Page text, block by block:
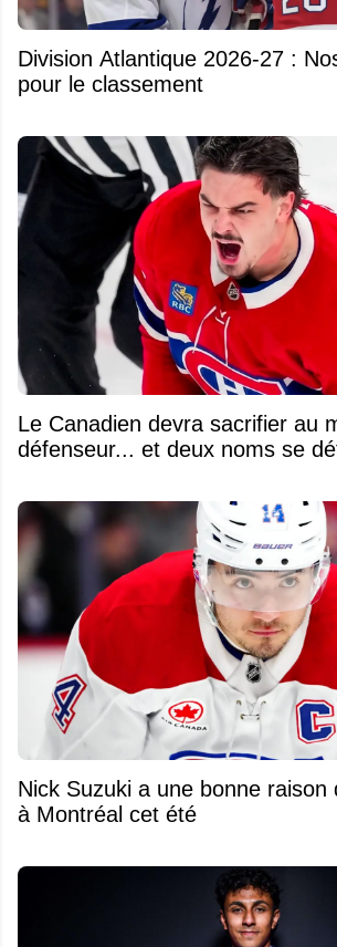
Division Atlantique 2026-27 :
pour le classement
Le Canadien devra sacrifier au
défenseur... et deux noms se
Nick Suzuki a une bonne raison
à Montréal cet été